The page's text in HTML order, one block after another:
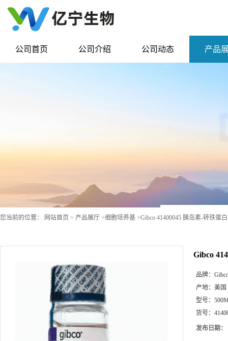
公司首页 公司介绍 公司动态 产品
您当前的位置： 网站首页 > 产品展厅 >细胞培养基 >Gibco 41400045 胰岛素-转铁蛋
Gibco
品牌：
产地： 美国
型号：
货号：
发布日期：